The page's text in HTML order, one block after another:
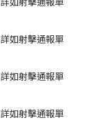
詳如射擊通報單
詳如射擊通報單
詳如射擊通報單